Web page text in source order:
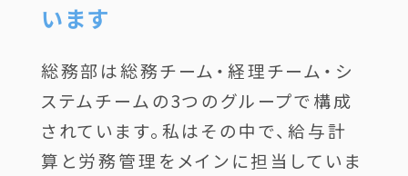
います
総務部は総務チーム・経理チーム・シ
ステムチームの3つのグループで構成
されています。私はその中で、給与計
算と労務管理をメインに担当していま